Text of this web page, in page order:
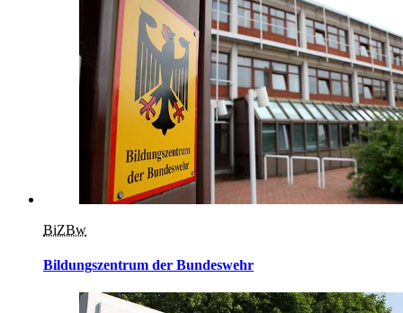
BiZBw
Bildungszentrum der Bundeswehr